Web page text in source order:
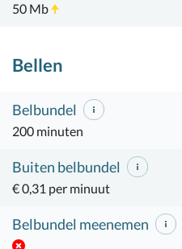
50 Mb
Bellen
Belbundel
200 minuten
Buiten belbundel
€ 0,31 per minuut
Belbundel meenemen